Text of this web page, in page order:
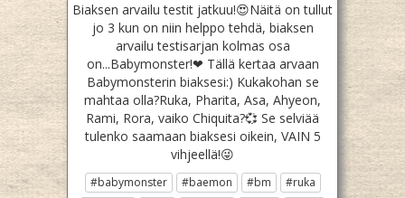
Biaksen arvailu testit jatkuu!😍Näitä on tullut
jo 3 kun on niin helppo tehdä, biaksen
arvailu testisarjan kolmas osa
on...Babymonster!❤ Tällä kertaa arvaan
Babymonsterin biaksesi:) Kukakohan se
mahtaa olla?Ruka, Pharita, Asa, Ahyeon,
Rami, Rora, vaiko Chiquita?💞 Se selviää
tulenko saamaan biaksesi oikein, VAIN 5
vihjeellä!😜
#babymonster #baemon #bm
#ruka